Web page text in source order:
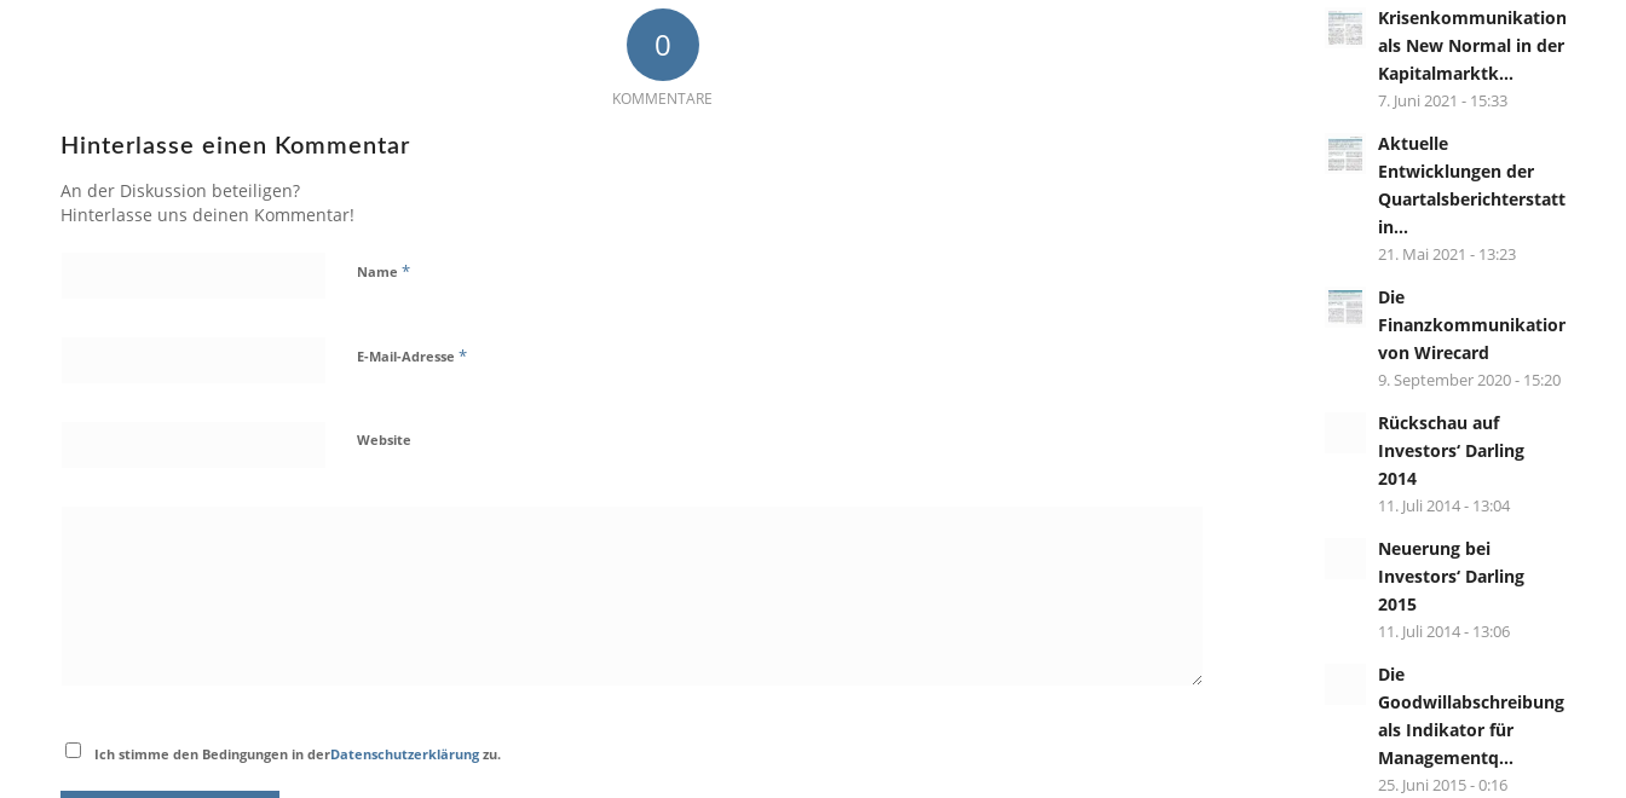
0
KOMMENTARE
Hinterlasse einen Kommentar
An der Diskussion beteiligen?
Hinterlasse uns deinen Kommentar!
Name *
E-Mail-Adresse *
Website
Ich stimme den Bedingungen in derDatenschutzerklärungzu.
Krisenkommunikation
als New Normal in der
Kapitalmarktk...
7. Juni 2021 - 15:33
Aktuelle
Entwicklungen der
Quartalsberichterstattung
in...
21. Mai 2021 - 13:23
Die
Finanzkommunikation
von Wirecard
9. September 2020 - 15:20
Rückschau auf
Investors‘ Darling
2014
11. Juli 2014 - 13:04
Neuerung bei
Investors‘ Darling
2015
11. Juli 2014 - 13:06
Die
Goodwillabschreibung
als Indikator für
Managementq...
25. Juni 2015 - 0:16